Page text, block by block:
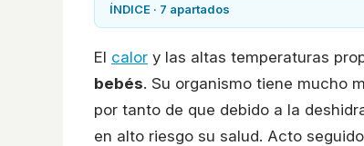
ÍNDICE · 7 apartados
El calor y las altas temperaturas
bebés. Su organismo tiene mucho
por tanto de que debido a la
en alto riesgo su salud. Acto